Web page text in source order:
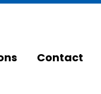
Contact